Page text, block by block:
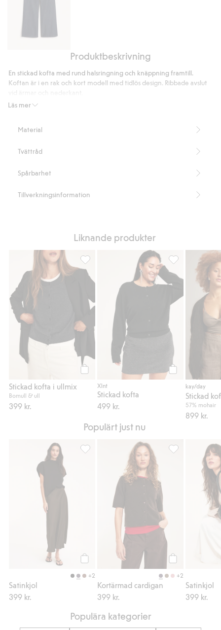
high
Produktbeskrivning
Läs mer
En stickad kofta med rund halsringning och knäppning framtill.
Koftan är i en rak och kort modell med tidlös design. Ribbade avslut
Slätstickad
Rak, klassisk passform
Innehåller 65% återvunnen polyester
Blended Recycled Polyester
Material
Tvättråd
Spårbarhet
Tillverkningsinformation
Liknande produkter
Stickad kofta i ullmix
Bomull & ull
399 kr.
Stickad kofta i ullmix, Lägg till i favoriter
Köp
Xlnt
Stickad kofta
499 kr.
Stickad kofta,
kay/day
Stickad
57% mohair
899 kr.
Populärt just nu
+2
Satinkjol
399 kr.
Satinkjol, Lägg till i favoriter
Köp
+2
Kortärmad cardigan
399 kr.
Kortärmad
Satinkjol
399 kr.
Populära kategorier